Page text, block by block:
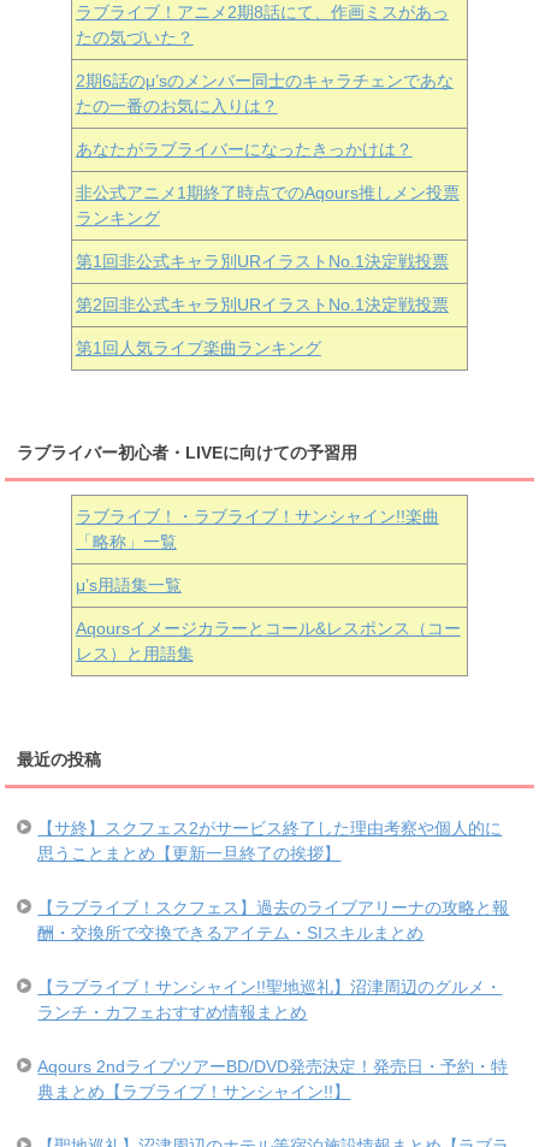
ラブライブ！アニメ2期8話にて、作画ミスがあっ
たの気づいた？
2期6話のμ’sのメンバー同士のキャラチェンであな
たの一番のお気に入りは？
あなたがラブライバーになったきっかけは？
非公式アニメ1期終了時点でのAqours推しメン投票
ランキング
第1回非公式キャラ別URイラストNo.1決定戦投票
第2回非公式キャラ別URイラストNo.1決定戦投票
第1回人気ライブ楽曲ランキング
ラブライバー初心者・LIVEに向けての予習用
ラブライブ！・ラブライブ！サンシャイン!!楽曲
「略称」一覧
μ’s用語集一覧
Aqoursイメージカラーとコール&レスポンス（コー
レス）と用語集
最近の投稿
【サ終】スクフェス2がサービス終了した理由考察や個人的に
思うことまとめ【更新一旦終了の挨拶】
【ラブライブ！スクフェス】過去のライブアリーナの攻略と報
酬・交換所で交換できるアイテム・SIスキルまとめ
【ラブライブ！サンシャイン!!聖地巡礼】沼津周辺のグルメ・
ランチ・カフェおすすめ情報まとめ
Aqours 2ndライブツアーBD/DVD発売決定！発売日・予約・特
典まとめ【ラブライブ！サンシャイン!!】